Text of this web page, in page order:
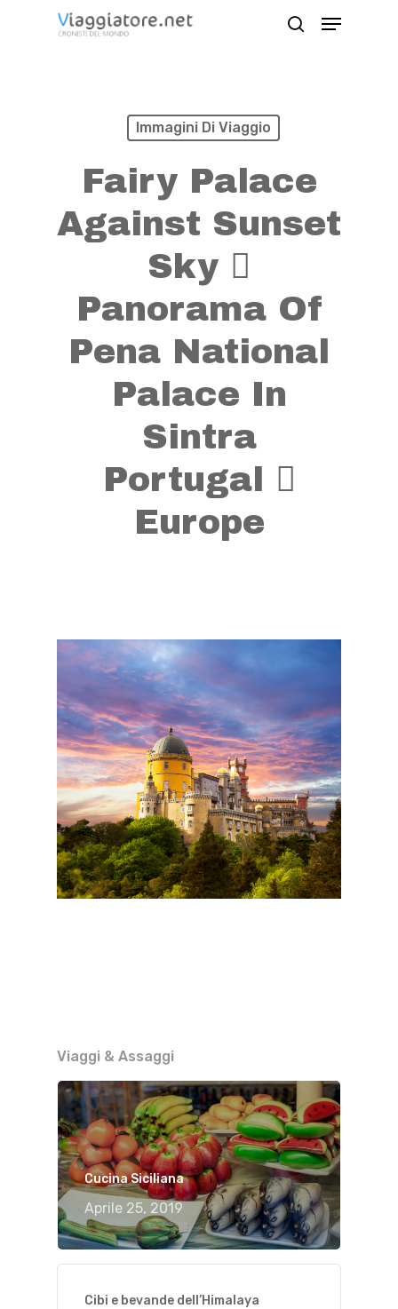
Menu
Immagini Di Viaggio
Fairy Palace
Against Sunset
Sky 
Panorama Of
Pena National
Palace In
Sintra
Portugal 
Europe
Viaggi & Assaggi
Cucina Siciliana
Aprile 25, 2019
Cibi e bevande dell’Himalaya